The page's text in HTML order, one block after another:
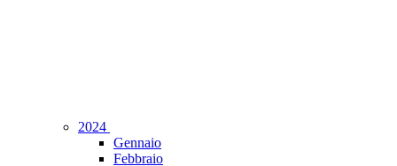
2024
Gennaio
Febbraio